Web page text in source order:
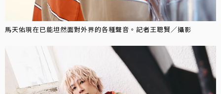
馬天佑現在已能坦然面對外界的各種聲音。記者王聰賢／攝影